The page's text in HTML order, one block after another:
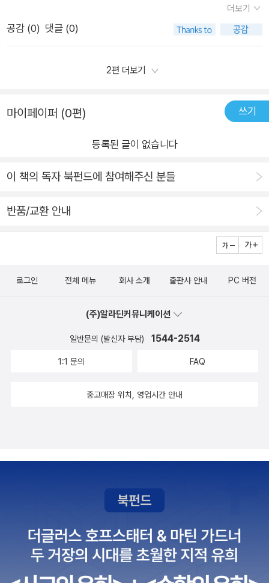
ael_84 )에서 모집한 서평단의 선정되어 출판사( @bkbooks_
child )로부터 도서를 제공받아 주관적으로 작성하였습니다.
는데,이 그림책은 그럴 일은 전혀 없어서,오히려 그랜트 우드에게
접근하려한다면 추천!아래는 시드니 스미스 작가가 그림책 속에
자화상,오른 옥수수밭을 그린 듯 한데,가운데 즈음에 있는 저 나
림책의 이야기는<그랜트와 틸리가 함께 시골길을 산책하고 있었
니까요.>로 마치는데,적고 보니 파랑새 얘기 같은 면이 있다.(내
깨달으며 귀향하고,틸리와 행복한 중에 걸작을 만들어낸다~라는
씨와그림 작가의 다정하고 포근한 솜씨로전혀 지루하지 않고여
러 번 다시 읽게 되는 매력도 있다!글을 유심히 읽다가, 다시 첨으
로 돌아가 그림을 유심히 보다가,다시 글을 읽다가, 그림을 보다
였다.실존인물에 관한 그림책을 여러권 보아 왔는데,시드니 스미
는 경험이 신기했다.그리고 이 책에서 보여준 시드니 스미스 작가
의 작업은 그랜트 우드의 화풍을 많이 반영했다고 하더라마는,그
래도 아마 시드니 작가의 분위기와는 완전 달랐겠지.시드니 작가
주는 여러 이미지들 덕분에 그랜트 우드에 관한 호기심이 1도 없
하나...파리에서의 좌절은 분명 그랜트에게 상처였을 텐데,그 상
광과 비교했을 때,작가에겐 참... 아이러니라는 말로 다 설명되지
않을 것 같다.그래도 작가도 인간인데 지금 영광을 누려야 하지
않을까?그림책에선 틸리와 그랜트의 고난이 마치 싱크되는 듯한
장면들을 보여주면서,둘의 재회를 더욱 극적으로 이끈다.둘의 재
회 장면은 꼭 직접 보시길 추천한다(시드니 작가의 재능이 만발
생각이 들 정도로 그림이 참 좋네요.그의 따뜻함과 자연 친화적인
그림과 그랜트의 삶이 너무 잘 어울리네요.그랜트는 농장에서 틸
꿈을 이야기하는 친구, 그런 그랜트가 있어서 틸리는 행복했어요.
그래서 파리로 떠나게 됩니다.그랜트가 파리로 가서 그림을 그리
고 그곳의 명화들을 감상하는 사이,농장에 남은 틸리는 그랜트를
그리워하며 점점 야위고 힘을 잃고 있었지요.어느 날 농장 꿈을
다시 만나 산책했을까요?화가 그랜트에게 진짜 틸리라는 젖소
다’는 말을 기억하고 글 작가는 이 그림책을 기획했다고 합니다.
히 하고 내일만을 기다리며 사는 사람이 있습니다. 하지만 내 옆
은 그랜트는 자신이 가장 잘 알고 편안한 것들을 그려냅니다. 그
고요.그랜트처럼 내 삶의 소중함을 깨달은 사람만이, 자신의 철학
게 살고 있는지 생각해 보게 하는 그림책 <그랜트와 틸리가 시골
길을 산책해요>입니다.
더보기
공감 (0) 댓글 (0)
2편 더보기
마이페이퍼 (0편) 쓰기
등록된 글이 없습니다
이 책의 독자 북펀드에 참여해주신 분들
반품/교환 안내
로그인 전체 메뉴 회사 소개 출판사 안내 PC 버전
(주)알라딘커뮤니케이션
일반문의 (발신자 부담) 1544-2514
1:1 문의 FAQ
중고매장 위치, 영업시간 안내